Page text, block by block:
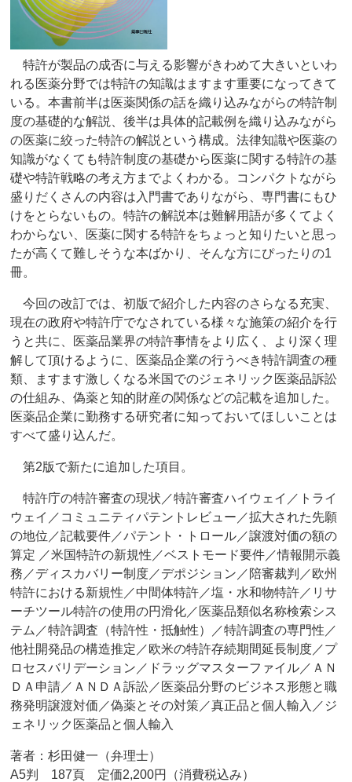
特許が製品の成否に与える影響がきわめて大きいといわ
れる医薬分野では特許の知識はますます重要になってきて
いる。本書前半は医薬関係の話を織り込みながらの特許制
度の基礎的な解説、後半は具体的記載例を織り込みながら
の医薬に絞った特許の解説という構成。法律知識や医薬の
知識がなくても特許制度の基礎から医薬に関する特許の基
礎や特許戦略の考え方までよくわかる。コンパクトながら
盛りだくさんの内容は入門書でありながら、専門書にもひ
けをとらないもの。特許の解説本は難解用語が多くてよく
わからない、医薬に関する特許をちょっと知りたいと思っ
たが高くて難しそうな本ばかり、そんな方にぴったりの1
冊。
今回の改訂では、初版で紹介した内容のさらなる充実、
現在の政府や特許庁でなされている様々な施策の紹介を行
うと共に、医薬品業界の特許事情をより広く、より深く理
解して頂けるように、医薬品企業の行うべき特許調査の種
類、ますます激しくなる米国でのジェネリック医薬品訴訟
の仕組み、偽薬と知的財産の関係などの記載を追加した。
医薬品企業に勤務する研究者に知っておいてほしいことは
すべて盛り込んだ。
第2版で新たに追加した項目。
特許庁の特許審査の現状／特許審査ハイウェイ／トライ
ウェイ／コミュニティパテントレビュー／拡大された先願
の地位／記載要件／パテント・トロール／譲渡対価の額の
算定 ／米国特許の新規性／ベストモード要件／情報開示義
務／ディスカバリー制度／デポジション／陪審裁判／欧州
特許における新規性／中間体特許／塩・水和物特許／リサ
ーチツール特許の使用の円滑化／医薬品類似名称検索シス
テム／特許調査（特許性・抵触性）／特許調査の専門性／
他社開発品の構造推定／欧米の特許存続期間延長制度／プ
ロセスバリデーション／ドラッグマスターファイル／ＡＮ
ＤＡ申請／ＡＮＤＡ訴訟／医薬品分野のビジネス形態と職
務発明譲渡対価／偽薬とその対策／真正品と個人輸入／ジ
ェネリック医薬品と個人輸入
著者：杉田健一（弁理士）
A5判 187頁 定価2,200円（消費税込み）